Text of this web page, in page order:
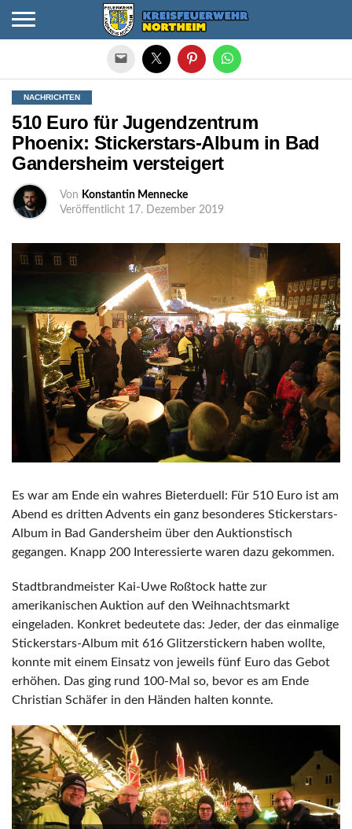
NACHRICHTEN
510 Euro für Jugendzentrum
Phoenix: Stickerstars-Album in Bad
Gandersheim versteigert
Von Konstantin Mennecke
Veröffentlicht 17. Dezember 2019
Es war am Ende ein wahres Bieterduell: Für 510 Euro ist am
Abend es dritten Advents ein ganz besonderes Stickerstars-
Album in Bad Gandersheim über den Auktionstisch
gegangen. Knapp 200 Interessierte waren dazu gekommen.
Stadtbrandmeister Kai-Uwe Roßtock hatte zur
amerikanischen Auktion auf den Weihnachtsmarkt
eingeladen. Konkret bedeutete das: Jeder, der das einmalige
Stickerstars-Album mit 616 Glitzerstickern haben wollte,
konnte mit einem Einsatz von jeweils fünf Euro das Gebot
erhöhen. Das ging rund 100-Mal so, bevor es am Ende
Christian Schäfer in den Händen halten konnte.
Die mobile Version verlassen